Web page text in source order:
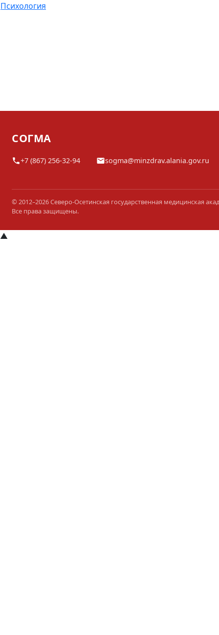
Психология
СОГМА
+7 (867) 256-32-94 sogma@minzdrav.alania.gov.ru
© 2012–2026 Северо-Осетинская государственная медицинская
Все права защищены.
▲